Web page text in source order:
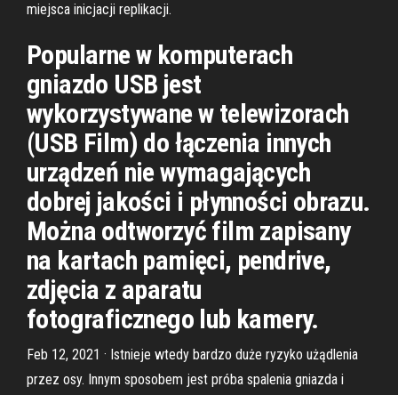
miejsca inicjacji replikacji.
Popularne w komputerach
gniazdo USB jest
wykorzystywane w telewizorach
(USB Film) do łączenia innych
urządzeń nie wymagających
dobrej jakości i płynności obrazu.
Można odtworzyć film zapisany
na kartach pamięci, pendrive,
zdjęcia z aparatu
fotograficznego lub kamery.
Feb 12, 2021 · Istnieje wtedy bardzo duże ryzyko użądlenia
przez osy. Innym sposobem jest próba spalenia gniazda i